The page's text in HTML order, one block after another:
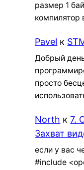
размер 1
компилятор
Pavel к
Добрый
просто
North к7.
Захват
если у вас
#include